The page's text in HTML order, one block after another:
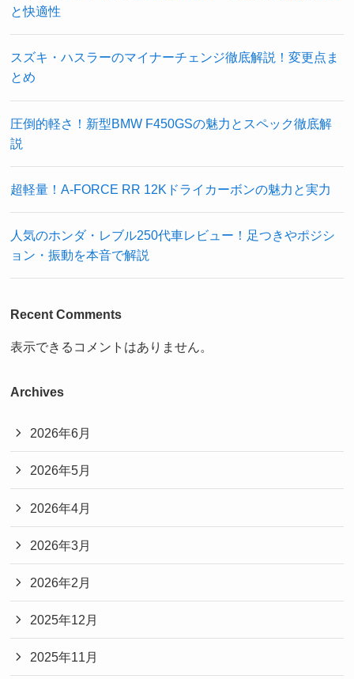
と快適性
スズキ・ハスラーのマイナーチェンジ徹底解説！変更点ま
とめ
圧倒的軽さ！新型BMW F450GSの魅力とスペック徹底解
説
超軽量！A-FORCE RR 12Kドライカーボンの魅力と実力
人気のホンダ・レブル250代車レビュー！足つきやポジシ
ョン・振動を本音で解説
Recent Comments
表示できるコメントはありません。
Archives
2026年6月
2026年5月
2026年4月
2026年3月
2026年2月
2025年12月
2025年11月